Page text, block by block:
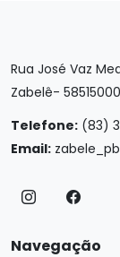
Rua José Vaz
Zabelê- 58515000
Telefone: (83)
Email:
Navegação